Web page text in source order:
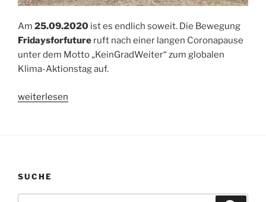
Am 25.09.2020 ist es endlich soweit. Die Bewegung
Fridaysforfuture ruft nach einer langen Coronapause
unter dem Motto „KeinGradWeiter“ zum globalen
Klima-Aktionstag auf.
„FridaysForFuture
weiterlesen
SUCHE